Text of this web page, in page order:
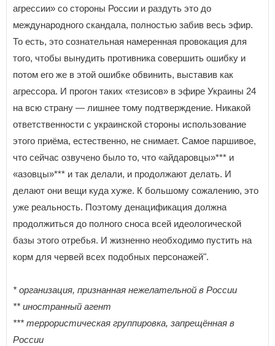
агрессии» со стороны России и раздуть это до
международного скандала, полностью забив весь эфир.
То есть, это сознательная намеренная провокация для
того, чтобы вынудить противника совершить ошибку и
потом его же в этой ошибке обвинить, выставив как
агрессора. И прогон таких «тезисов» в эфире Украины 24
на всю страну — лишнее тому подтверждение. Никакой
ответственности с украинской стороны использование
этого приёма, естественно, не снимает. Самое паршивое,
что сейчас озвучено было то, что «айдаровцы»*** и
«азовцы»*** и так делали, и продолжают делать. И
делают они вещи куда хуже. К большому сожалению, это
уже реальность. Поэтому денацификация должна
продолжиться до полного сноса всей идеологической
базы этого отребья. И жизненно необходимо пустить на
корм для червей всех подобных персонажей".
* организация, признанная нежелательной в России
** иностранный агент
*** террористическая группировка, запрещённая в
России